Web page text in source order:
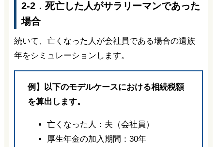
2-2．死亡した人がサラリーマンであった
場合
続いて、亡くなった人が会社員である場合の遺族
年をシミュレーションします。
例】以下のモデルケースにおける相続税額
を算出します。
亡くなった人：夫（会社員）
厚生年金の加入期間：30年